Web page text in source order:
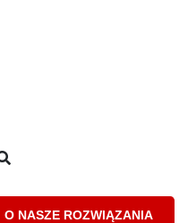
O NASZE ROZWIĄZANIA